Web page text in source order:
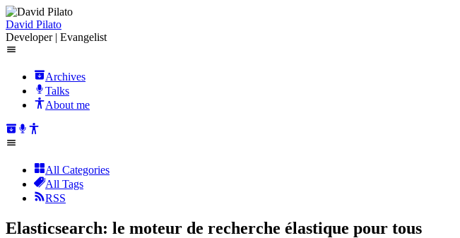
David Pilato
Developer | Evangelist
Archives
Talks
About me
All Categories
All Tags
RSS
Elasticsearch: le moteur de recherche élastique pour tous